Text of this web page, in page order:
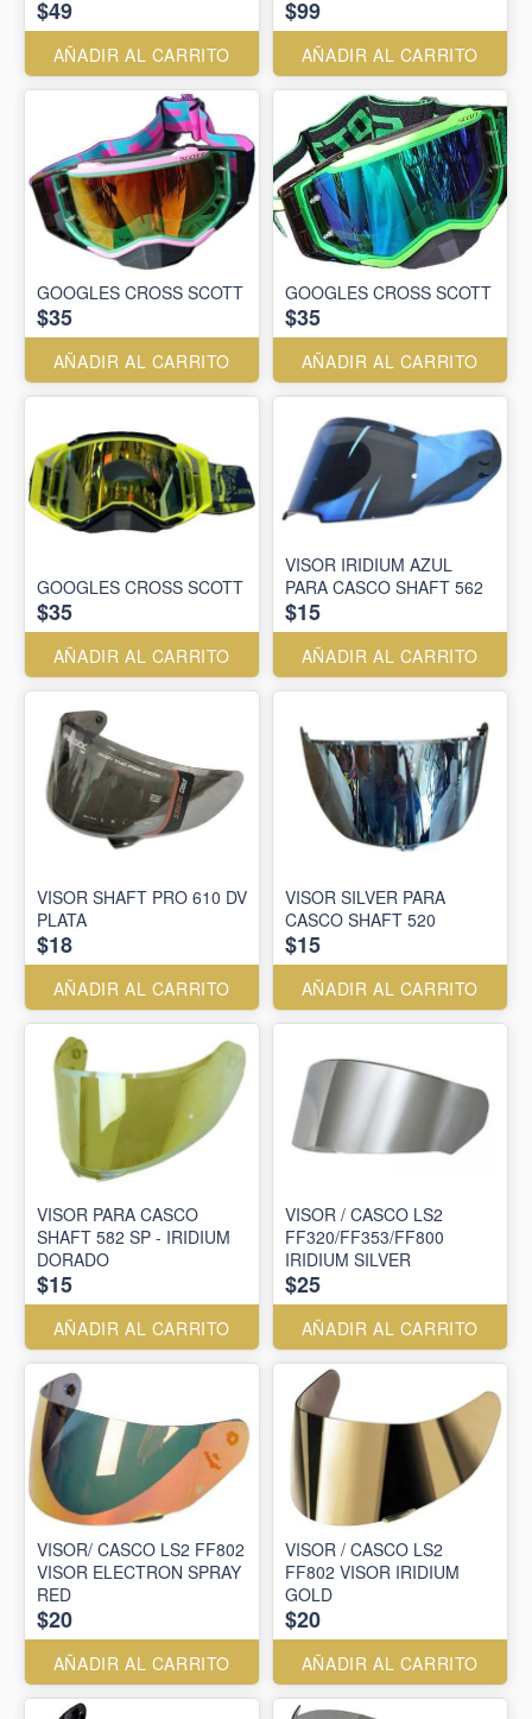
$49
AÑADIR AL CARRITO
$99
AÑADIR AL CARRITO
GOOGLES CROSS SCOTT
$35
AÑADIR AL CARRITO
GOOGLES CROSS SCOTT
$35
AÑADIR AL CARRITO
GOOGLES CROSS SCOTT
$35
AÑADIR AL CARRITO
VISOR IRIDIUM AZUL
PARA CASCO SHAFT 562
$15
AÑADIR AL CARRITO
VISOR SHAFT PRO 610 DV
PLATA
$18
AÑADIR AL CARRITO
VISOR SILVER PARA
CASCO SHAFT 520
$15
AÑADIR AL CARRITO
VISOR PARA CASCO
SHAFT 582 SP - IRIDIUM
DORADO
$15
AÑADIR AL CARRITO
VISOR / CASCO LS2
FF320/FF353/FF800
IRIDIUM SILVER
$25
AÑADIR AL CARRITO
VISOR/ CASCO LS2 FF802
VISOR ELECTRON SPRAY
RED
$20
AÑADIR AL CARRITO
VISOR / CASCO LS2
FF802 VISOR IRIDIUM
GOLD
$20
AÑADIR AL CARRITO